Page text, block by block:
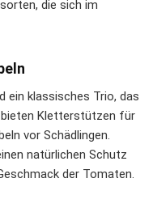
die sich im
ein klassisches Trio, das
Kletterstützen für
vor Schädlingen.
natürlichen Schutz
der Tomaten.